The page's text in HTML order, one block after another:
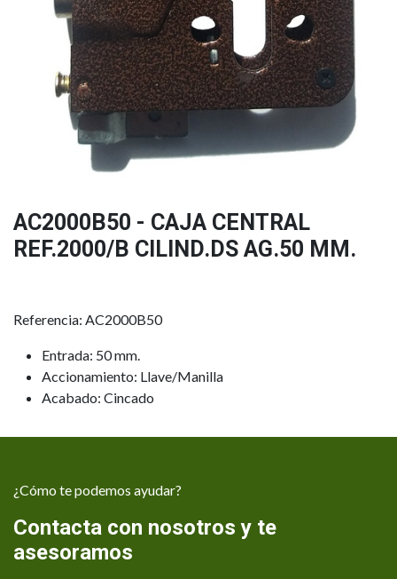
AC2000B50 - CAJA CENTRAL
REF.2000/B CILIND.DS AG.50 MM.
Referencia: AC2000B50
Entrada: 50 mm.
Accionamiento: Llave/Manilla
Acabado: Cincado
¿Cómo te podemos ayudar?
Contacta con nosotros y te
asesoramos